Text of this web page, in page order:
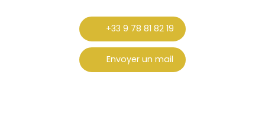
+33 9 78 81 82 19
Envoyer un mail